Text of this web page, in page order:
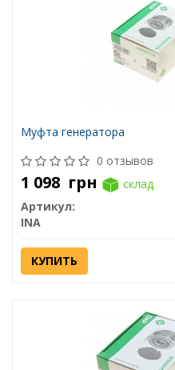
Муфта генератора
0 отзывов
1 098 грн
склад
Артикул:
INA
КУПИТЬ